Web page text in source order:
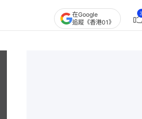
在Google
追蹤《香港01》